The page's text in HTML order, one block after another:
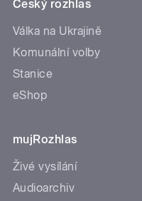
Český rozhlas
Válka na Ukrajině
Komunální volby
Stanice
eShop
mujRozhlas
Živé vysílání
Audioarchiv